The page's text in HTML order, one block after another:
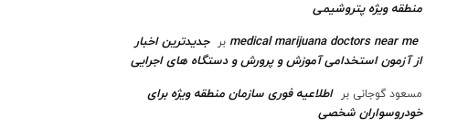
منطقه ویژه پتروشیمی‌
medical marijuana doctors near me بر
جدیدترین اخبار
از آزمون استخدامی آموزش و پرورش و دستگاه های اجرایی
مسعود گوجانی بر
اطلاعیه فوری سازمان منطقه ویژه برای
خودروسواران شخصی